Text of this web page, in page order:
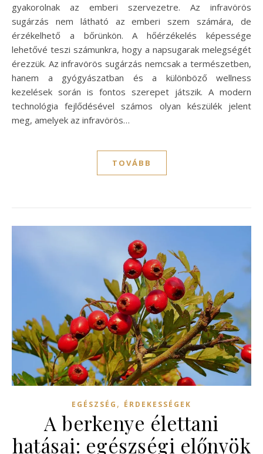
gyakorolnak az emberi szervezetre. Az infravörös
sugárzás nem látható az emberi szem számára, de
érzékelhető a bőrünkön. A hőérzékelés képessége
lehetővé teszi számunkra, hogy a napsugarak melegségét
érezzük. Az infravörös sugárzás nemcsak a természetben,
hanem a gyógyászatban és a különböző wellness
kezelések során is fontos szerepet játszik. A modern
technológia fejlődésével számos olyan készülék jelent
meg, amelyek az infravörös…
TOVÁBB
EGÉSZSÉG , ÉRDEKESSÉGEK
A berkenye élettani
hatásai: egészségi előnyök